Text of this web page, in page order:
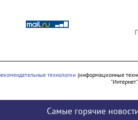
технологии (информационные
Самые горячие